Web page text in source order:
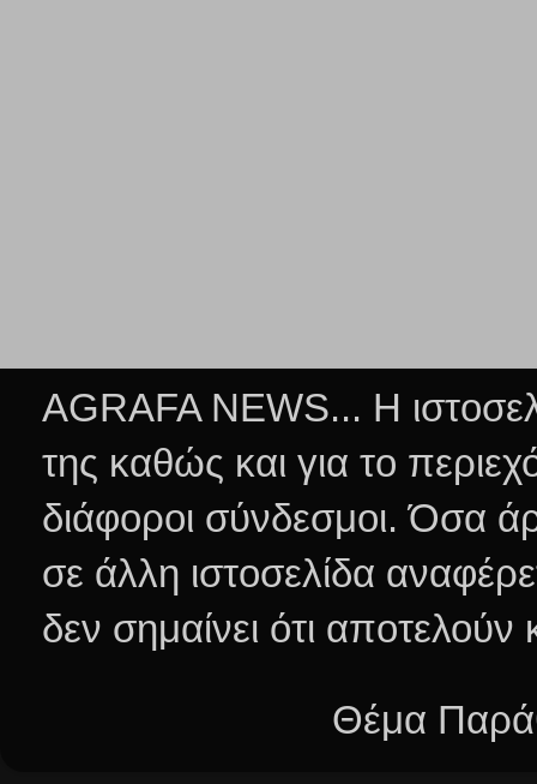
AGRAFA NEWS... Η
της καθώς και για το
διάφοροι σύνδεσμοι.Όσα
σε άλλη ιστοσελίδα
δεν σημαίνει ότι
Θέμα